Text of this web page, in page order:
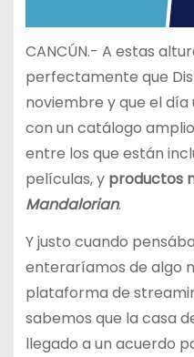
CANCÚN.- A estas
perfectamente que
noviembre y que el
con un catálogo
entre los que están
películas, y productos
Mandalorian.
Y justo cuando
enteraríamos de algo
plataforma de
sabemos que la casa
llegado a un acuerdo